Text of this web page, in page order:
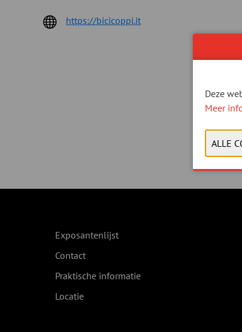
https://bicicoppi.it
Exposantenlijst
Contact
Praktische informatie
Locatie
Deze
Meer